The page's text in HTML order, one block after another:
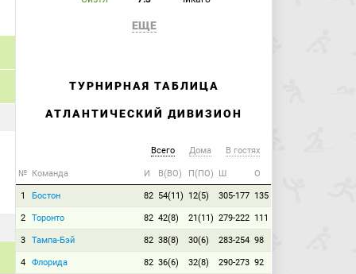
ЕЩЕ
ТУРНИРНАЯ ТАБЛИЦА
АТЛАНТИЧЕСКИЙ ДИВИЗИОН
Всего Дома В гостях
№ Команда И В(ВО) П(ПО) Ш О
1 Бостон 82 54(11) 12(5) 305-177 135
2 Торонто 82 42(8) 21(11) 279-222 111
3 Тампа-Бэй 82 38(8) 30(6) 283-254 98
4 Флорида 82 36(6) 32(8) 290-273 92